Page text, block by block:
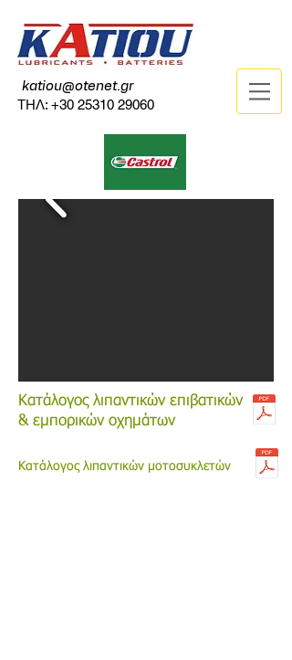
katiou@otenet.gr
ΤΗΛ: +30 25310 29060
Κατάλογος λιπαντικών επιβατικών
& εμπορικών οχημάτων
Κατάλογος λιπαντικών μοτοσυκλετών